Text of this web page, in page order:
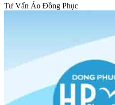
Tư Vấn Áo Đồng Phục